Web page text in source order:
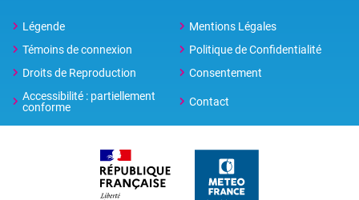
Légende
Mentions Légales
Témoins de connexion
Politique de Confidentialité
Droits de Reproduction
Consentement
Accessibilité : partiellement
conforme
Contact